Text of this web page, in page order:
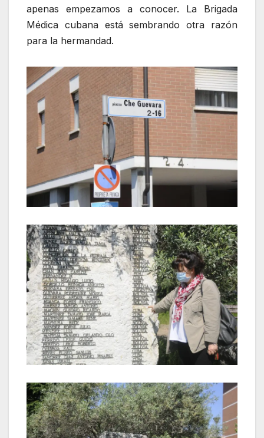
apenas empezamos a conocer. La Brigada
Médica cubana está sembrando otra razón
para la hermandad.